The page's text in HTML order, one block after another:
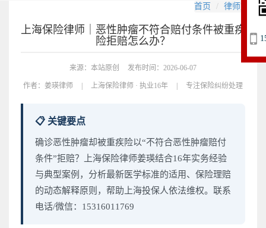
首页 律师文集
上海保险律师｜恶性肿瘤不符合赔付条件被重疾
险拒赔怎么办？
来源：本站原创 发布时间：2026-06-07
作者： 姜瑛律师 | 上海保险律师 · 执业16年 | 专注保险纠纷处理
📋 关键要点
确诊恶性肿瘤却被重疾险以“不符合恶性肿瘤赔付
条件”拒赔？上海保险律师姜瑛结合16年实务经验
与典型案例，分析最新医学标准的适用、保险理赔
的动态解释原则，帮助上海投保人依法维权。联系
电话/微信：15316011769